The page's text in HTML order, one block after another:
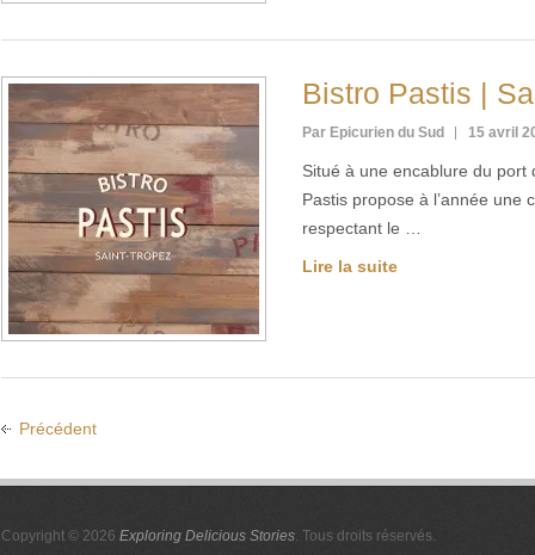
Bistro Pastis |
Par Epicurien du Sud 15 avril
Situé à une encablure du port
Pastis propose à l’année une
respectant le …
Lire la suite
Précédent
Copyright © 2026 Exploring Delicious Stories. Tous droits réservés.